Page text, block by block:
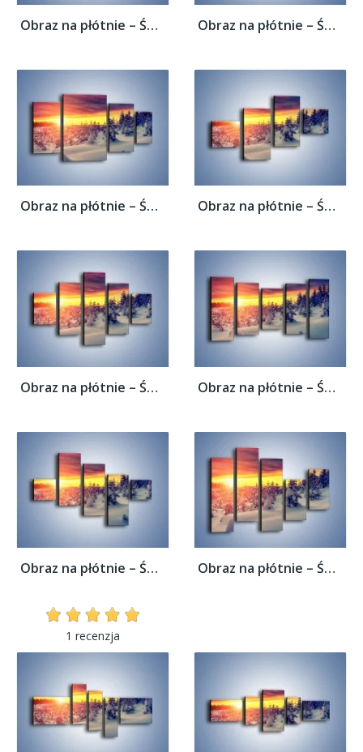
Obraz na płótnie – Świat zatopiony w... Obraz na płótnie – Świat zatopiony w...
Obraz na płótnie – Świat zatopiony w... Obraz na płótnie – Świat zatopiony w...
Obraz na płótnie – Świat zatopiony w... Obraz na płótnie – Świat zatopiony w...
Obraz na płótnie – Świat zatopiony w...
1 recenzja
Obraz na płótnie – Świat zatopiony w...